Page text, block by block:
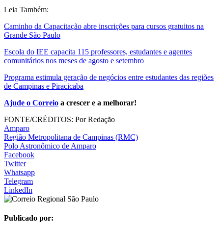
Leia Também:
Caminho da Capacitação abre inscrições para cursos gratuitos na
Grande São Paulo
Escola do IEE capacita 115 professores, estudantes e agentes
comunitários nos meses de agosto e setembro
Programa estimula geração de negócios entre estudantes das regiões
de Campinas e Piracicaba
Ajude o Correio a crescer e a melhorar!
FONTE/CRÉDITOS: Por Redação
Amparo
Região Metropolitana de Campinas (RMC)
Polo Astronômico de Amparo
Facebook
Twitter
Whatsapp
Telegram
LinkedIn
Publicado por: